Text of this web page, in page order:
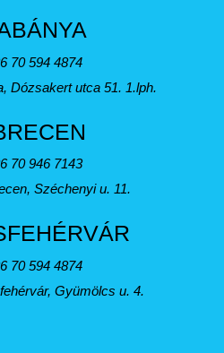
70 594 4874
Dózsakert utca 51. 1.lph.
70 946 7143
Széchenyi u. 11.
70 594 4874
Gyümölcs u. 4.